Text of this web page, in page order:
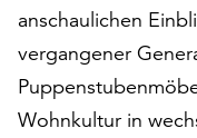
Einverständnis
jederzeit
ändern
und
anschaulichen
vergangener
Wohnkultur in